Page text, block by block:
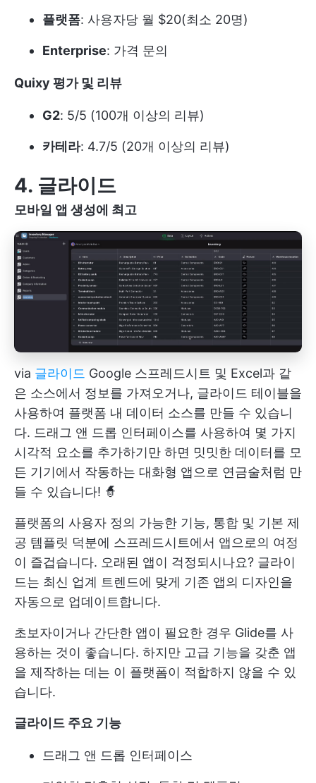
플랫폼: 사용자당 월 $20(최소 20명)
Enterprise: 가격 문의
Quixy 평가 및 리뷰
G2: 5/5 (100개 이상의 리뷰)
카테라: 4.7/5 (20개 이상의 리뷰)
4. 글라이드
모바일 앱 생성에 최고
via 글라이드 Google 스프레드시트 및 Excel과 같
은 소스에서 정보를 가져오거나, 글라이드 테이블을
사용하여 플랫폼 내 데이터 소스를 만들 수 있습니
다. 드래그 앤 드롭 인터페이스를 사용하여 몇 가지
시각적 요소를 추가하기만 하면 밋밋한 데이터를 모
든 기기에서 작동하는 대화형 앱으로 연금술처럼 만
들 수 있습니다! 🧙
플랫폼의 사용자 정의 가능한 기능, 통합 및 기본 제
공 템플릿 덕분에 스프레드시트에서 앱으로의 여정
이 즐겁습니다. 오래된 앱이 걱정되시나요? 글라이
드는 최신 업계 트렌드에 맞게 기존 앱의 디자인을
자동으로 업데이트합니다.
초보자이거나 간단한 앱이 필요한 경우 Glide를 사
용하는 것이 좋습니다. 하지만 고급 기능을 갖춘 앱
을 제작하는 데는 이 플랫폼이 적합하지 않을 수 있
습니다.
글라이드 주요 기능
드래그 앤 드롭 인터페이스